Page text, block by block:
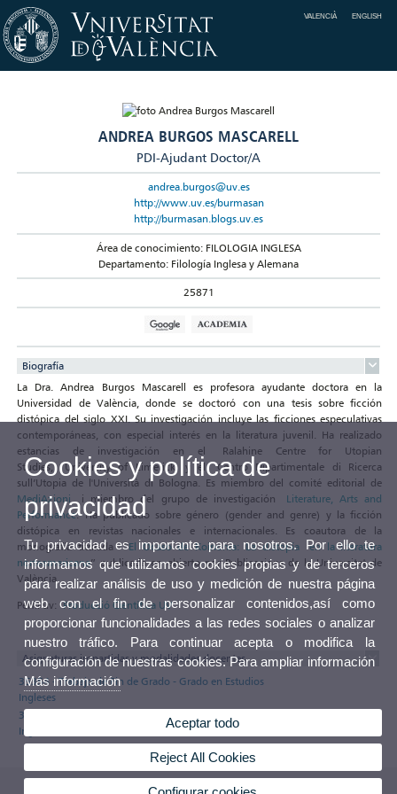
VALENCIÀ ENGLISH
ANDREA BURGOS MASCARELL
PDI-Ajudant Doctor/A
andrea.burgos@uv.es
http://www.uv.es/burmasan
http://burmasan.blogs.uv.es
Área de conocimiento: FILOLOGIA INGLESA
Departamento: Filología Inglesa y Alemana
25871
Biografía
La Dra. Andrea Burgos Mascarell es profesora ayudante doctora en la
Universidad de València, donde se doctoró con una tesis sobre ficción
distópica del siglo XXI. Su investigación incluye las ficciones especulativas
contemporáneas, con especial interés en la literatura juvenil. Ha realizado
estancias de investigación en el Ralahine Centre for Utopian
Studies, University of Limerick, y el Centro Dipartimentale di Ricerca
sull’Utopia de l'Università di Bologna. Es miembro del comité editorial de
MediAzioni i miembro del grupo de investigación Literature, Arts and
Performance. Ha publicado sobre género (gender and genre) y la ficción
distópica en revistas nacionales e internacionales. Es coautora de la
monografía titulada “El Ocaso de Koinonia: La distopía en la literatura
norteamericana” publicada en abierto por Publicacions de la Universitat de
València.
Perfil uv:Producció Científica UV
Asignaturas impartidas y modalidades docentes
35354 - Trabajo de Fin de Grado - Grado en Estudios
Ingleses
35324 - Lengua Inglesa 2 - Grado en Estudios
Ingleses
Cookies y política de
privacidad
Tu privacidad es importante para nosotros. Por ello te
informamos que utilizamos cookies propias y de terceros
para realizar análisis de uso y medición de nuestra página
web con el fin de personalizar contenidos,así como
proporcionar funcionalidades a las redes sociales o analizar
nuestro tráfico. Para continuar acepta o modifica la
configuración de nuestras cookies. Para ampliar información
Más información
Aceptar todo
Reject All Cookies